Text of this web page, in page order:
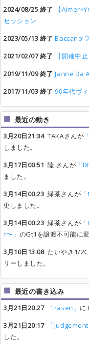
2024/08/25 終了
【
セッション
2023/05/13 終了 Baccano!
2021/02/07 終了
【開催中
2019/11/09 終了 Janne Da
2017/11/03 終了 90年代ヴ
最近の動き
3月20日21:34TAKAさんが
しました。
3月17日00:51 陸.さんが 「
ました。
3月14日00:23 緑茶さんが
更しました。
3月14日00:23 緑茶さんが
r〜」 のGt1を譲渡不可能に
3月10日13:08たいやき1/2C
リーしました。
最近の書き込み
3月21日20:27 「rasen」 に
3月21日20:17
「
した。